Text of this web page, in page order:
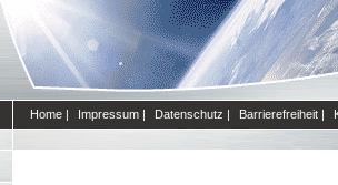
Home | Impressum | Datenschutz | Barrierefreiheit |